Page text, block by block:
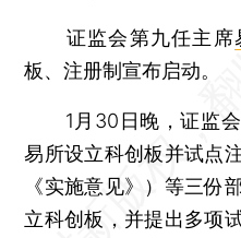
证监会第九任主席
板、注册制宣布启动。
1月30日晚，证监会
易所设立科创板并试点
《实施意见》）等三份
立科创板，并提出多项